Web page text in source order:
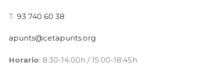
T. 93 740 60 38
apunts@cetapunts.org
Horario: 8:30-14:00h / 15:00-18:45h